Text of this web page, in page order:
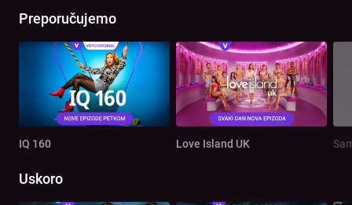
Preporučujemo
IQ 160 Love Island UK
Uskoro